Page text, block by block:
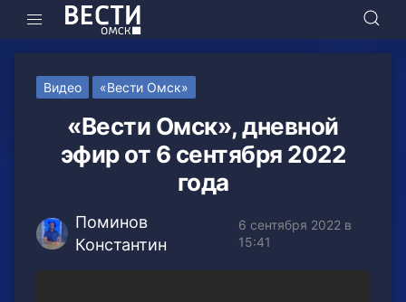
Видео «Вести Омск»
«Вести Омск», дневной
эфир от 6 сентября 2022
года
Поминов
Константин
6 сентября 2022 в
15:41